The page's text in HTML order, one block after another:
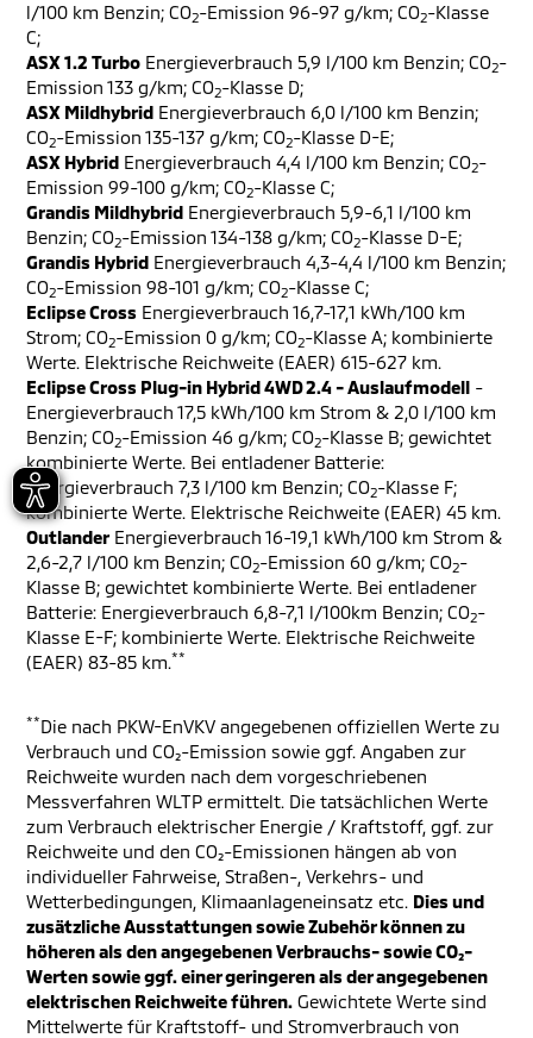
l/100 km Benzin; CO2-Emission 96-97 g/km; CO2-Klasse
C;
ASX 1.2 Turbo Energieverbrauch 5,9 l/100 km Benzin; CO2-
Emission 133 g/km; CO2-Klasse D;
ASX Mildhybrid Energieverbrauch 6,0 l/100 km Benzin;
CO2-Emission 135-137 g/km; CO2-Klasse D-E;
ASX Hybrid Energieverbrauch 4,4 l/100 km Benzin; CO2-
Emission 99-100 g/km; CO2-Klasse C;
Grandis Mildhybrid Energieverbrauch 5,9-6,1 l/100 km
Benzin; CO2-Emission 134-138 g/km; CO2-Klasse D-E;
Grandis Hybrid Energieverbrauch 4,3-4,4 l/100 km Benzin;
CO2-Emission 98-101 g/km; CO2-Klasse C;
Eclipse Cross Energieverbrauch 16,7-17,1 kWh/100 km
Strom; CO2-Emission 0 g/km; CO2-Klasse A; kombinierte
Werte. Elektrische Reichweite (EAER) 615-627 km.
Eclipse Cross Plug-in Hybrid 4WD 2.4 - Auslaufmodell -
Energieverbrauch 17,5 kWh/100 km Strom & 2,0 l/100 km
Benzin; CO2-Emission 46 g/km; CO2-Klasse B; gewichtet
kombinierte Werte. Bei entladener Batterie:
Energieverbrauch 7,3 l/100 km Benzin; CO2-Klasse F;
kombinierte Werte. Elektrische Reichweite (EAER) 45 km.
Outlander Energieverbrauch 16-19,1 kWh/100 km Strom &
2,6-2,7 l/100 km Benzin; CO2-Emission 60 g/km; CO2-
Klasse B; gewichtet kombinierte Werte. Bei entladener
Batterie: Energieverbrauch 6,8-7,1 l/100km Benzin; CO2-
Klasse E-F; kombinierte Werte. Elektrische Reichweite
(EAER) 83-85 km.**
**Die nach PKW-EnVKV angegebenen offiziellen Werte zu
Verbrauch und CO₂-Emission sowie ggf. Angaben zur
Reichweite wurden nach dem vorgeschriebenen
Messverfahren WLTP ermittelt. Die tatsächlichen Werte
zum Verbrauch elektrischer Energie / Kraftstoff, ggf. zur
Reichweite und den CO₂-Emissionen hängen ab von
individueller Fahrweise, Straßen-, Verkehrs- und
Wetterbedingungen, Klimaanlageneinsatz etc. Dies und
zusätzliche Ausstattungen sowie Zubehör können zu
höheren als den angegebenen Verbrauchs- sowie CO₂-
Werten sowie ggf. einer geringeren als der angegebenen
elektrischen Reichweite führen. Gewichtete Werte sind
Mittelwerte für Kraftstoff- und Stromverbrauch von